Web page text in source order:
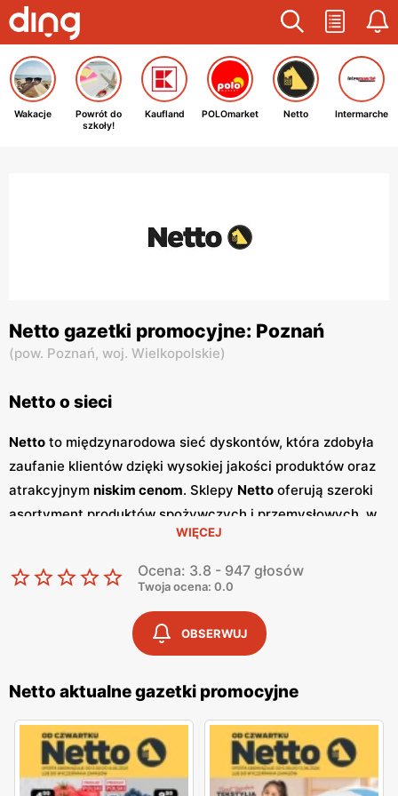
Wakacje
Powrót do
szkoły!
Kaufland POLOmarket Netto Intermarche
Netto gazetki promocyjne: Poznań
(pow. Poznań, woj. Wielkopolskie)
Netto o sieci
Netto to międzynarodowa sieć dyskontów, która zdobyła
zaufanie klientów dzięki wysokiej jakości produktów oraz
atrakcyjnym niskim cenom. Sklepy Netto oferują szeroki
asortyment produktów spożywczych i przemysłowych, w
tym świeże owoce i warzywa, pieczywo, nabiał, mięso oraz
artykuły codziennego użytku. Klienci cenią sobie bogaty
wybór oraz częste
promocje, które umożliwiają
oszczędności na zakupach. Jednym z kluczowych
elementów strategii marketingowejNetto
gazetki promocyjne.Gazetki
najnowszepromocje
, specjalne oferty oraz sezonowe
wyprzedaże, dzięki czemu klienci mogą planować swoje
zakupy i korzystać z wyjątkowych okazji cenowych.
Publikacje te są dostępne zarówno w formie papierowej w
sklepach, jak i online, co umożliwia łatwy dostęp do
WIĘCEJ
Ocena: 3.8 - 947 głosów
Twoja ocena: 0.0
OBSERWUJ
Netto aktualne gazetki promocyjne